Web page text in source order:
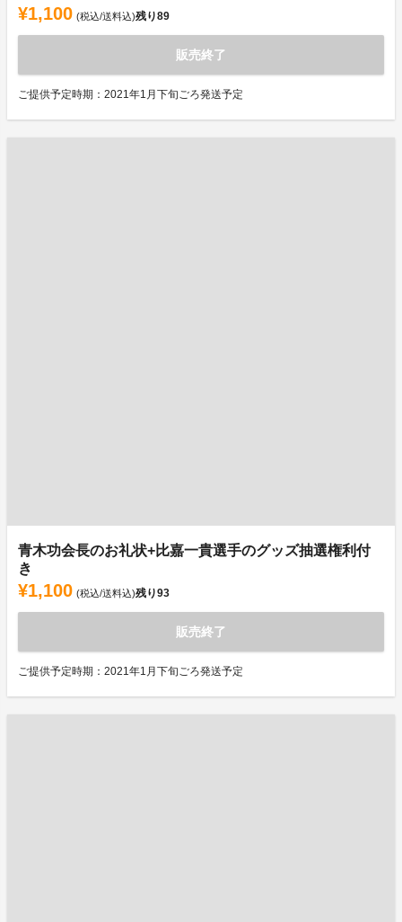
¥1,100 (税込/送料込)残り89
販売終了
ご提供予定時期：2021年1月下旬ごろ発送予定
青木功会長のお礼状+比嘉一貴選手のグッズ抽選権利付
き
¥1,100 (税込/送料込)残り93
販売終了
ご提供予定時期：2021年1月下旬ごろ発送予定